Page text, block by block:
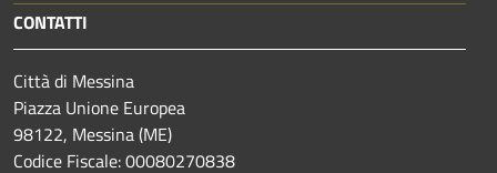
CONTATTI
Città di Messina
Piazza Unione Europea
98122, Messina (ME)
Codice Fiscale: 00080270838